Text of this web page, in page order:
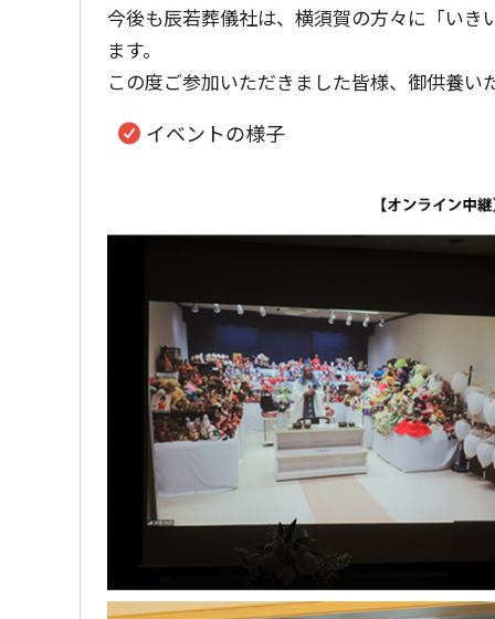
今後も辰若葬儀社は、横須賀の方々に「い
ます。
この度ご参加いただきました皆様、御供養
イベントの様子